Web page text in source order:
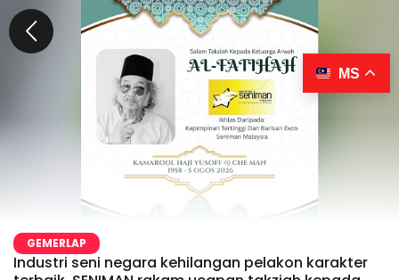
GEMERLAP
Industri seni negara kehilangan pelakon karakter
MS